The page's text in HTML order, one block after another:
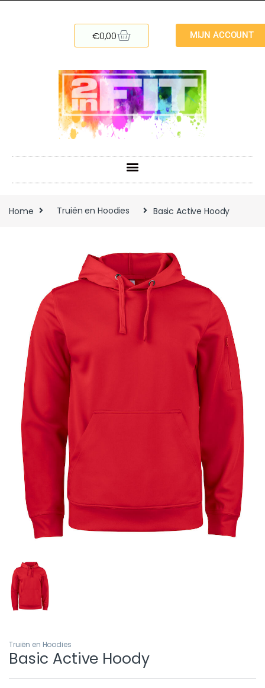
€0,00 MIJN ACCOUNT
Home Truiën en Hoodies Basic Active Hoody
Truiën en Hoodies
Basic Active Hoody